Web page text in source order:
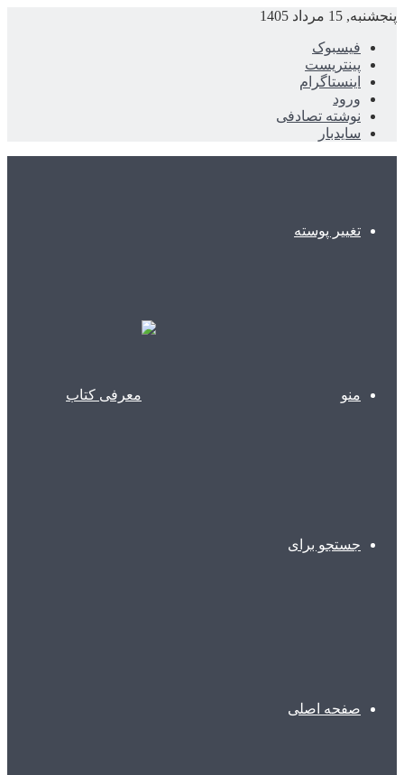
پنجشنبه, 15 مرداد 1405
فیسبوک
پینتریست
اینستاگرام
ورود
نوشته تصادفی
سایدبار
تغییر پوسته
منو
جستجو برای
صفحه اصلی